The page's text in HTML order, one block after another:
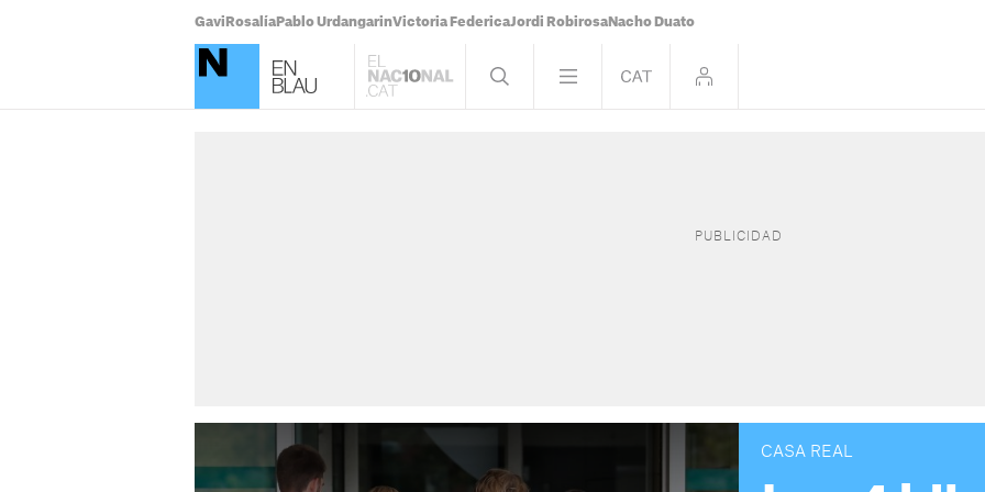
Gavi Rosalía Pablo UrdangarinVictoria FedericaJordi Robirosa Nacho Duato
CASA REAL